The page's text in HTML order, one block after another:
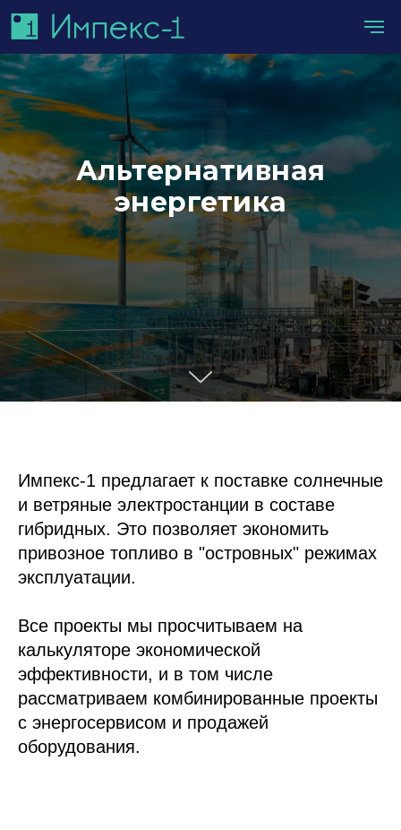
Альтернативная
энергетика
Импекс-1 предлагает к поставке солнечные
и ветряные электростанции в составе
гибридных. Это позволяет экономить
привозное топливо в "островных" режимах
эксплуатации.
Все проекты мы просчитываем на
калькуляторе экономической
эффективности, и в том числе
рассматриваем комбинированные проекты
с энергосервисом и продажей
оборудования.